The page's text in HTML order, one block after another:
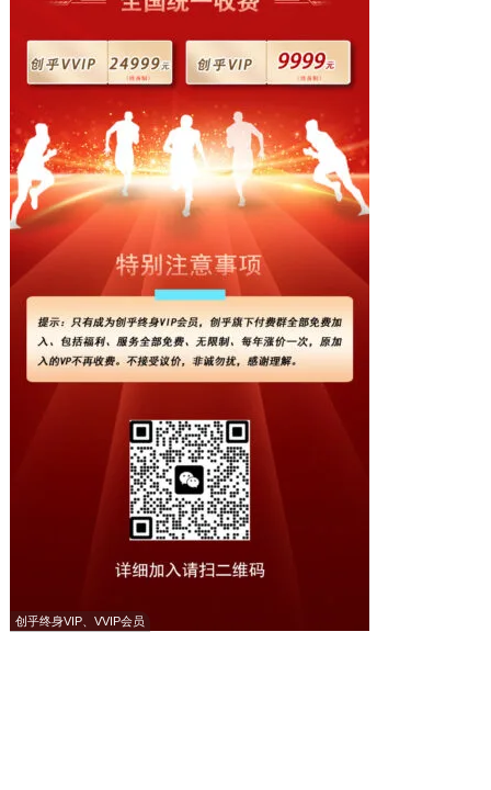
创乎终身VIP、VVIP会员